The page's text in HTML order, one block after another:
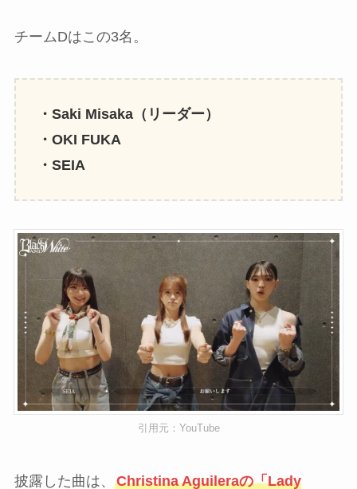
チームDはこの3名。
・Saki Misaka（リーダー）
・OKI FUKA
・SEIA
引用元：YouTube
披露した曲は、 Christina Aguileraの「Lady